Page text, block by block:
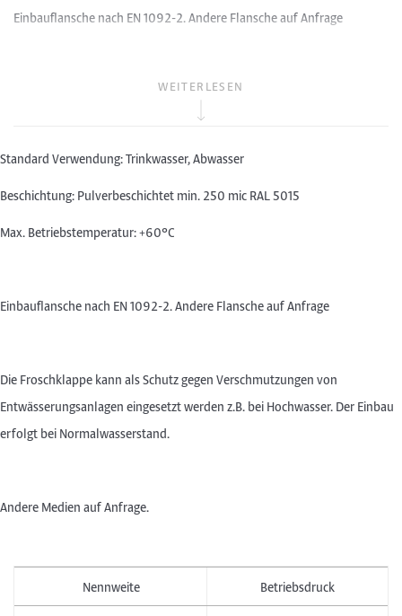
Einbauflansche nach EN 1092-2. Andere Flansche auf Anfrage
Die Froschklappe kann als Schutz gegen Verschmutzungen von
Entwässerungsanlagen eingesetzt werden z.B. bei Hochwasser. Der
WEITERLESEN
Standard Verwendung: Trinkwasser, Abwasser
Beschichtung: Pulverbeschichtet min. 250 mic RAL 5015
Max. Betriebstemperatur: +60°C
Einbauflansche nach EN 1092-2. Andere Flansche auf Anfrage
Die Froschklappe kann als Schutz gegen Verschmutzungen von
Entwässerungsanlagen eingesetzt werden z.B. bei Hochwasser. Der Einbau
erfolgt bei Normalwasserstand.
Andere Medien auf Anfrage.
Nennweite Betriebsdruck